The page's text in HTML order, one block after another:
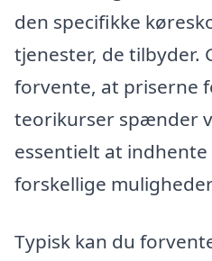
den specifikke
tjenester, de tilbyder.
forvente, at priserne
teorikurser spænder
essentielt at
forskellige
Typisk kan du